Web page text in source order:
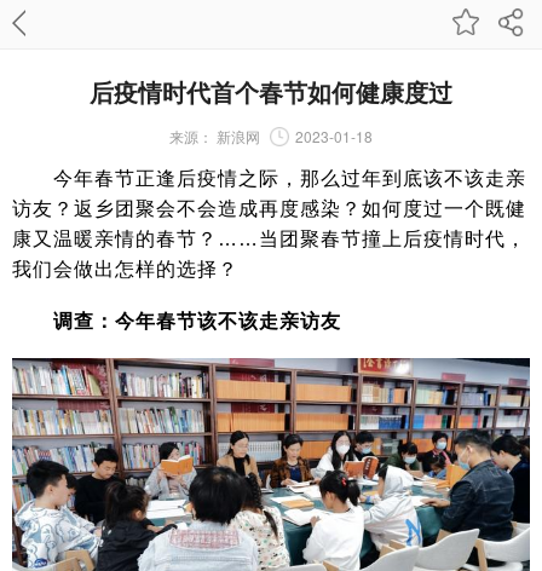
后疫情时代首个春节如何健康度过
来源： 新浪网 2023-01-18
今年春节正逢后疫情之际，那么过年到底该不该走亲
访友？返乡团聚会不会造成再度感染？如何度过一个既健
康又温暖亲情的春节？……当团聚春节撞上后疫情时代，
我们会做出怎样的选择？
调查：今年春节该不该走亲访友